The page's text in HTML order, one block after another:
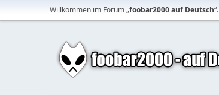
Willkommen im Forum „foobar2000 auf Deutsch“.